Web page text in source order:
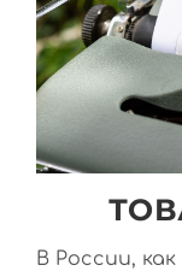
В России,